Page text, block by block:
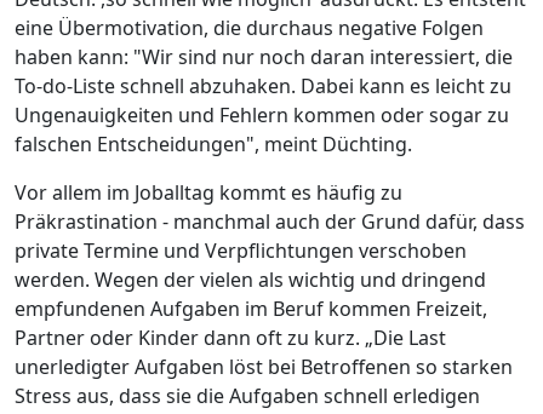
eine Übermotivation, die durchaus negative Folgen
haben kann: "Wir sind nur noch daran interessiert, die
To-do-Liste schnell abzuhaken. Dabei kann es leicht zu
Ungenauigkeiten und Fehlern kommen oder sogar zu
falschen Entscheidungen", meint Düchting.
Vor allem im Joballtag kommt es häufig zu
Präkrastination - manchmal auch der Grund dafür, dass
private Termine und Verpflichtungen verschoben
werden. Wegen der vielen als wichtig und dringend
empfundenen Aufgaben im Beruf kommen Freizeit,
Partner oder Kinder dann oft zu kurz. „Die Last
unerledigter Aufgaben löst bei Betroffenen so starken
Stress aus, dass sie die Aufgaben schnell erledigen